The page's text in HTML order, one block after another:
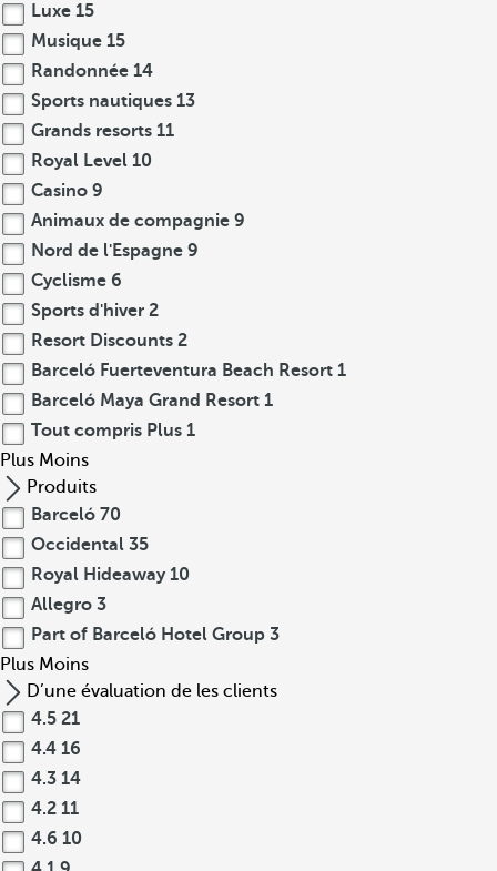
Luxe 15
Musique 15
Randonnée 14
Sports nautiques 13
Grands resorts 11
Royal Level 10
Casino 9
Animaux de compagnie 9
Nord de l'Espagne 9
Cyclisme 6
Sports d'hiver 2
Resort Discounts 2
Barceló Fuerteventura Beach Resort 1
Barceló Maya Grand Resort 1
Tout compris Plus 1
Plus Moins
Produits
Barceló 70
Occidental 35
Royal Hideaway 10
Allegro 3
Part of Barceló Hotel Group 3
Plus Moins
D’une évaluation de les clients
4.5 21
4.4 16
4.3 14
4.2 11
4.6 10